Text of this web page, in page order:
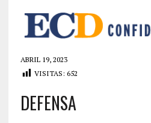
ABRIL 19, 2023
VISITAS: 652
DEFENSA